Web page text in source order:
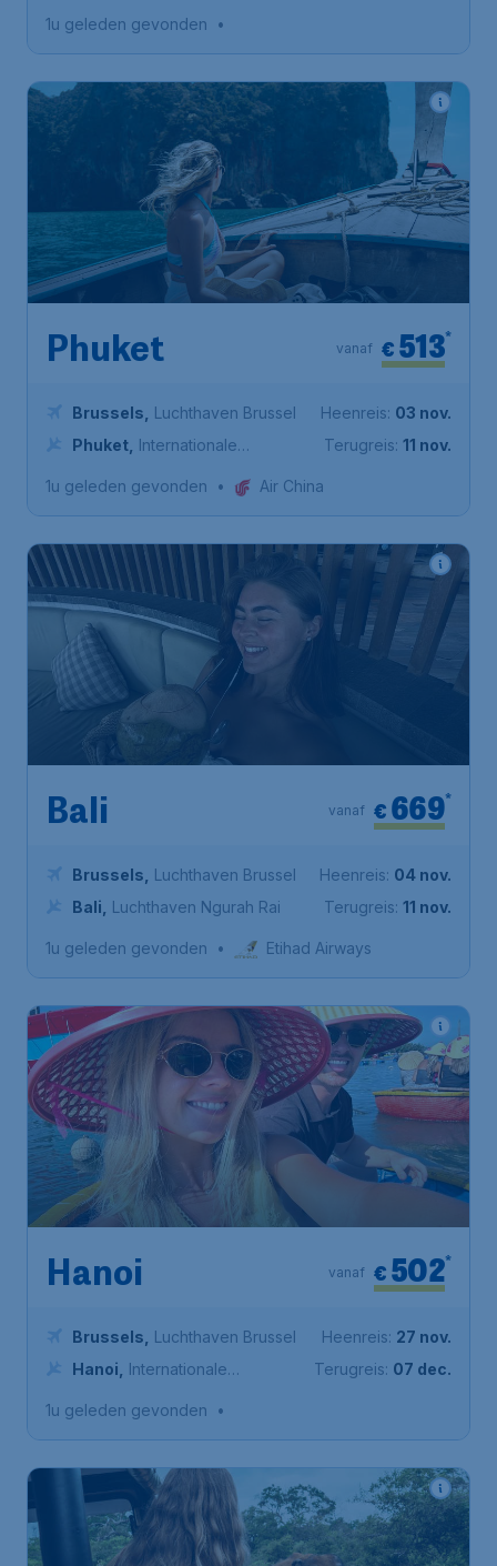
1u geleden gevonden •
Phuket € 513*
vanaf
Brussels
Luchthaven Brussel
Phuket Internationale
Heenreis: 03 nov.
Terugreis: 11 nov.
1u geleden gevonden • Air China
Bali € 669*
vanaf
Brussels
Luchthaven Brussel
Bali
Luchthaven Ngurah Rai
Heenreis: 04 nov.
Terugreis: 11 nov.
1u geleden gevonden • Etihad Airways
Hanoi € 502*
vanaf
Brussels
Luchthaven Brussel
Hanoi
Internationale
Heenreis: 27 nov.
Terugreis: 07 dec.
1u geleden gevonden •